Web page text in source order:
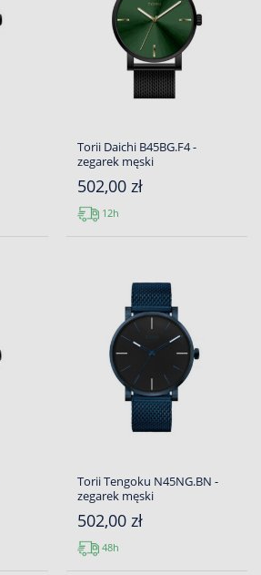
Torii Daichi B45BG.F4 -
zegarek męski
502,00 zł
12h
Torii Tengoku N45NG.BN -
zegarek męski
502,00 zł
48h